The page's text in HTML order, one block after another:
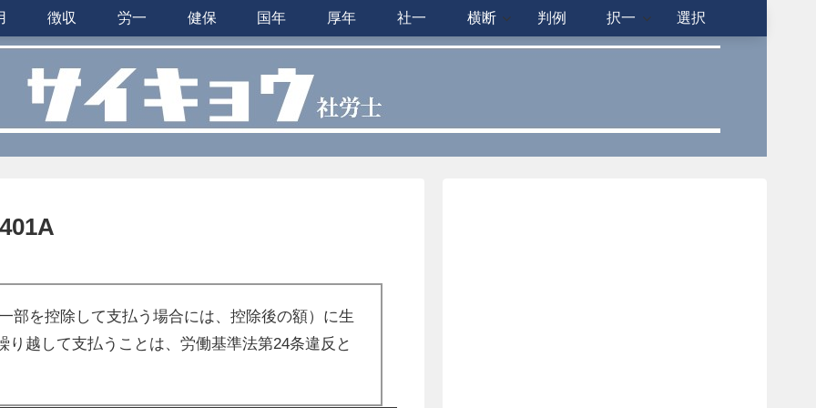
徴収 労一 健保 国年 厚年 社一 横断 判例 択一 選択
部を控除して支払う場合には、控除後の額）に生
越して支払うことは、労働基準法第24条違反と